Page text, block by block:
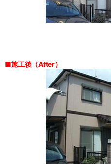
■施工後（After）